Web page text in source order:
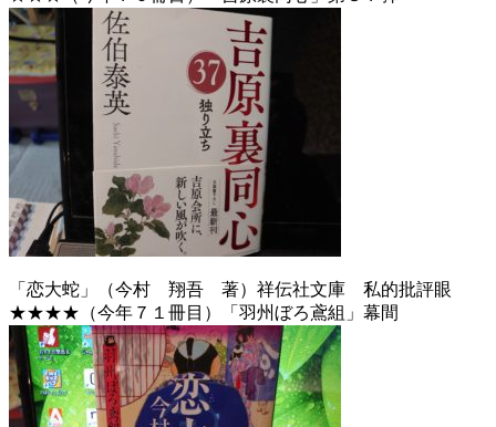
「恋大蛇」（今村 翔吾 著）祥伝社文庫 私的批評眼
★★★★（今年７１冊目）「羽州ぼろ鳶組」幕間